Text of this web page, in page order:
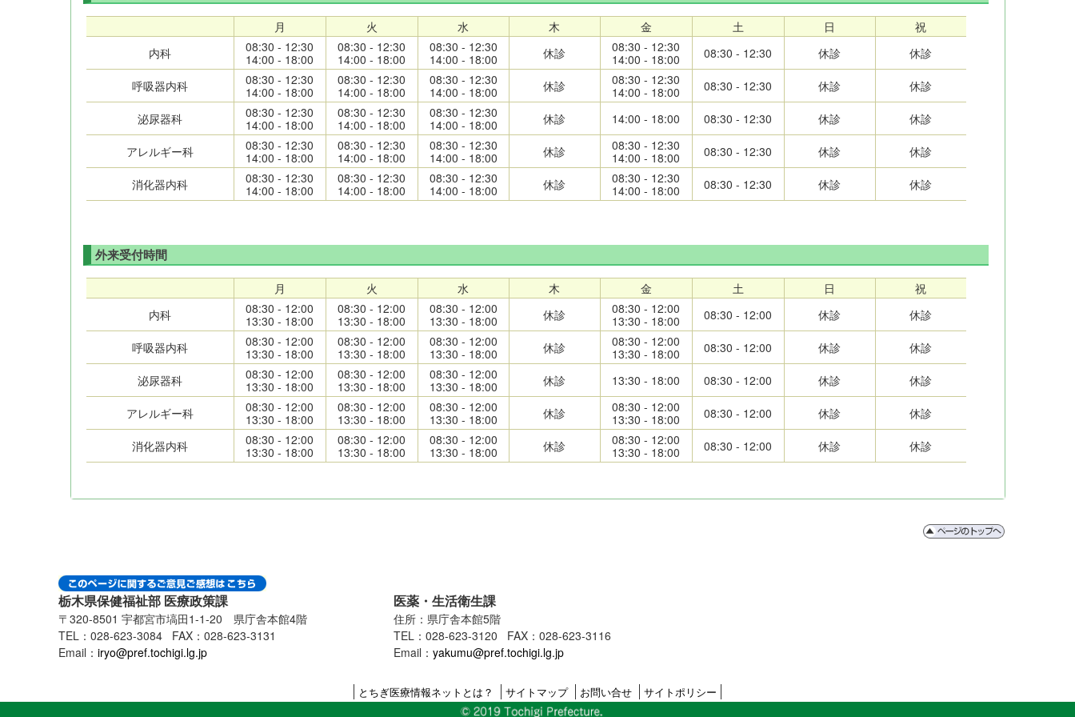
月 火 水 木 金 土 日
祝
内科
08:30 - 12:30
14:00 - 18:00
08:30 - 12:30
14:00 - 18:00
08:30 - 12:30
14:00 - 18:00
休診
08:30 - 12:30
14:00 - 18:00
08:30 - 12:30 休診 休診
呼吸器内科
08:30 - 12:30
14:00 - 18:00
08:30 - 12:30
14:00 - 18:00
08:30 - 12:30
14:00 - 18:00
休診
08:30 - 12:30
14:00 - 18:00
08:30 - 12:30 休診 休診
泌尿器科
08:30 - 12:30
14:00 - 18:00
08:30 - 12:30
14:00 - 18:00
08:30 - 12:30
14:00 - 18:00
休診 14:00 - 18:00 08:30 - 12:30 休診 休診
アレルギー科
08:30 - 12:30
14:00 - 18:00
08:30 - 12:30
14:00 - 18:00
08:30 - 12:30
14:00 - 18:00
休診
08:30 - 12:30
14:00 - 18:00
08:30 - 12:30 休診 休診
消化器内科
08:30 - 12:30
14:00 - 18:00
08:30 - 12:30
14:00 - 18:00
08:30 - 12:30
14:00 - 18:00
休診
08:30 - 12:30
14:00 - 18:00
08:30 - 12:30 休診 休診
外来受付時間
月 火 水 木 金 土 日
祝
内科
08:30 - 12:00
13:30 - 18:00
08:30 - 12:00
13:30 - 18:00
08:30 - 12:00
13:30 - 18:00
休診
08:30 - 12:00
13:30 - 18:00
08:30 - 12:00 休診 休診
呼吸器内科
08:30 - 12:00
13:30 - 18:00
08:30 - 12:00
13:30 - 18:00
08:30 - 12:00
13:30 - 18:00
休診
08:30 - 12:00
13:30 - 18:00
08:30 - 12:00 休診 休診
泌尿器科
08:30 - 12:00
13:30 - 18:00
08:30 - 12:00
13:30 - 18:00
08:30 - 12:00
13:30 - 18:00
休診 13:30 - 18:00 08:30 - 12:00 休診 休診
アレルギー科
08:30 - 12:00
13:30 - 18:00
08:30 - 12:00
13:30 - 18:00
08:30 - 12:00
13:30 - 18:00
休診
08:30 - 12:00
13:30 - 18:00
08:30 - 12:00 休診 休診
消化器内科
08:30 - 12:00
13:30 - 18:00
08:30 - 12:00
13:30 - 18:00
08:30 - 12:00
13:30 - 18:00
休診
08:30 - 12:00
13:30 - 18:00
08:30 - 12:00 休診 休診
栃木県保健福祉部 医療政策課
〒320-8501 宇都宮市塙田1-1-20 県庁舎本館4階
TEL：028-623-3084 FAX：028-623-3131
Email： iryo@pref.tochigi.lg.jp
医薬・生活衛生課
住所：県庁舎本館5階
TEL：028-623-3120 FAX：028-623-3116
Email：yakumu@pref.tochigi.lg.jp
とちぎ医療情報ネットとは？ サイトマップ お問い合せ サイトポリシー